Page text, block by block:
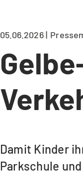
05.06.2026
Damit Kinder
Parkschule